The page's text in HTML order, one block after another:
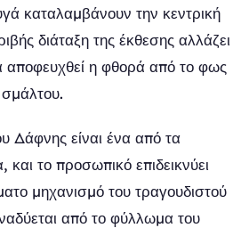
καταλαμβάνουν την κεντρική
διάταξη της έκθεσης αλλάζει
αποφευχθεί η φθορά από το φως
σμάλτου.
Δάφνης είναι ένα από τα
και το προσωπικό επιδεικνύει
μηχανισμό του τραγουδιστού
από το φύλλωμα του